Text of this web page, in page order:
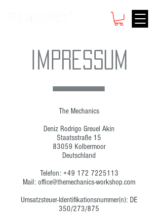
IMPRESSUM
The Mechanics
Deniz Rodrigo Greuel Akin
Staatsstraße 15
83059 Kolbermoor
Deutschland
Telefon: +49 172 7225113
Mail: office@themechanics-workshop.com
Umsatzsteuer-Identifikationsnummer(n): DE
350/273/875